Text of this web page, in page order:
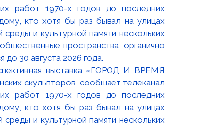
выставка «ГОРОД И ВРЕМЯ
скульпторов, сообщает телеканал
работ 1970-х годов до последних
кто хотя бы раз бывал на улицах
и культурной памяти нескольких